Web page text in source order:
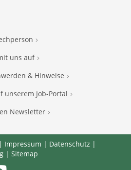
uns auf
& Hinweise
unserem Job-Portal
Newsletter
Impressum | Datenschutz |
| Sitemap